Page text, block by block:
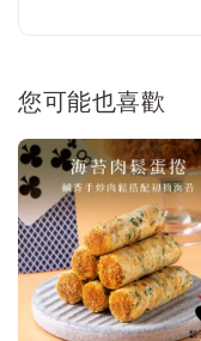
您可能也喜歡